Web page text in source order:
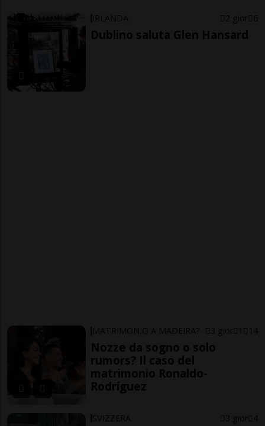
IRLANDA 2 gior 6
Dublino saluta Glen Hansard
MATRIMONIO A MADEIRA? 3 gior 1 14
Nozze da sogno o solo
rumors? Il caso del
matrimonio Ronaldo-
Rodríguez
SVIZZERA 3 gior 4